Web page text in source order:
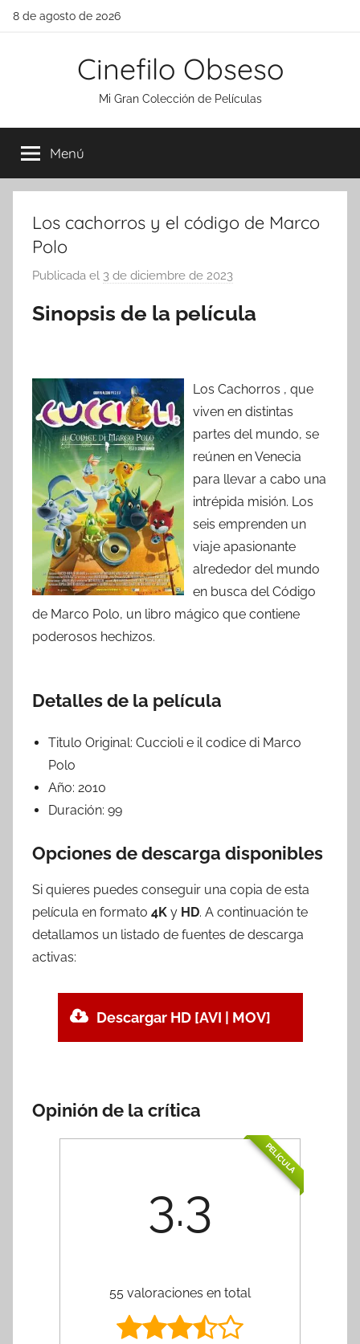
Saltar
8 de agosto de 2026
Cinefilo Obseso
Mi Gran Colección de Películas
Menú
Los cachorros y el código de Marco
Polo
Publicada el 3 de diciembre de 2023
r
Sinopsis de la película
Los Cachorros , que
viven en distintas
partes del mundo, se
reúnen en Venecia
para llevar a cabo una
intrépida misión. Los
seis emprenden un
viaje apasionante
alrededor del mundo
en busca del Código
de Marco Polo, un libro mágico que contiene
poderosos hechizos.
Detalles de la película
Titulo Original: Cuccioli e il codice di Marco
Polo
Año: 2010
Duración: 99
Opciones de descarga disponibles
Si quieres puedes conseguir una copia de esta
película en formato 4K y HD. A continuación te
detallamos un listado de fuentes de descarga
activas:
Descargar HD [AVI | MOV]
Opinión de la crítica
PELÍCULA
3.3
55 valoraciones en total